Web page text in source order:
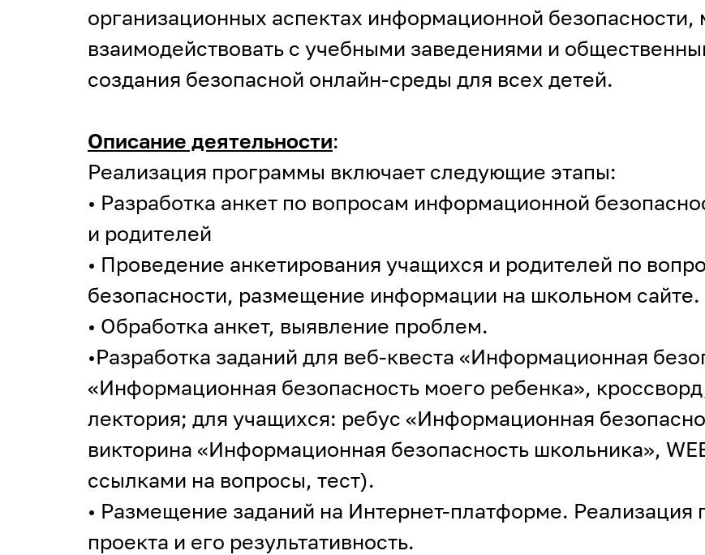
организационных аспектах информационной безопасности,
взаимодействовать с учебными заведениями и
создания безопасной онлайн-среды для всех детей.
Описание деятельности:
Реализация программы включает следующие этапы:
• Разработка анкет по вопросам информационной
и родителей
• Проведение анкетирования учащихся и родителей по
безопасности, размещение информации на школьном сайте.
• Обработка анкет, выявление проблем.
•Разработка заданий для веб-квеста «Информационная
«Информационная безопасность моего ребенка»,
лектория; для учащихся: ребус «Информационная
викторина «Информационная безопасность школьника»,
ссылками на вопросы, тест).
• Размещение заданий на Интернет-платформе. Реализация
проекта и его результативность.